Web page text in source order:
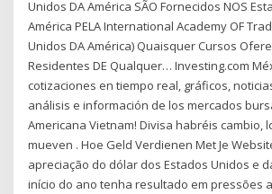
Unidos DA América SÃO Fornecidos NOS
América PELA International Academy OF
Unidos DA América) Quaisquer Cursos
Residentes DE Qualquer… Investing.com
cotizaciones en tiempo real, gráficos,
análisis e información de los mercados
Americana Vietnam! Divisa habréis cambio,
mueven . Hoe Geld Verdienen Met Je
apreciação do dólar dos Estados Unidos e
início do ano tenha resultado em pressões